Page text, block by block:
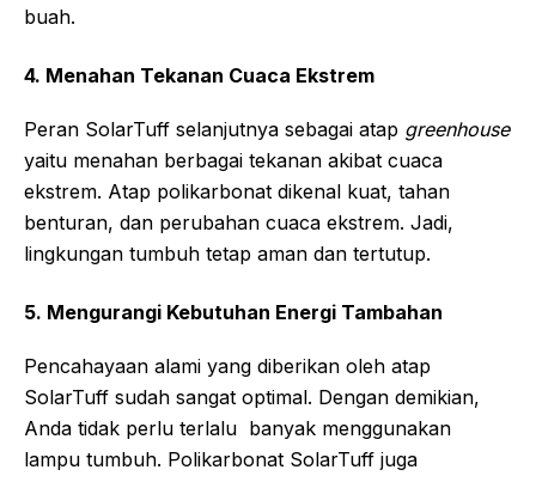
buah.
4. Menahan Tekanan Cuaca Ekstrem
Peran SolarTuff selanjutnya sebagai atap greenhouse
yaitu menahan berbagai tekanan akibat cuaca
ekstrem. Atap polikarbonat dikenal kuat, tahan
benturan, dan perubahan cuaca ekstrem. Jadi,
lingkungan tumbuh tetap aman dan tertutup.
5. Mengurangi Kebutuhan Energi Tambahan
Pencahayaan alami yang diberikan oleh atap
SolarTuff sudah sangat optimal. Dengan demikian,
Anda tidak perlu terlalu banyak menggunakan
lampu tumbuh. Polikarbonat SolarTuff juga